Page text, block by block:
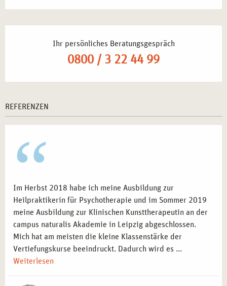
Ihr persönliches Beratungsgespräch
0800 / 3 22 44 99
REFERENZEN
Im Herbst 2018 habe ich meine Ausbildung zur
Heilpraktikerin für Psychotherapie und im Sommer 2019
meine Ausbildung zur Klinischen Kunsttherapeutin an der
campus naturalis Akademie in Leipzig abgeschlossen.
Mich hat am meisten die kleine Klassenstärke der
Vertiefungskurse beeindruckt. Dadurch wird es ...
Weiterlesen